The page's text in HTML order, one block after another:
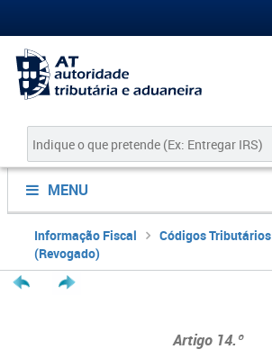
MENU
Informação Fiscal Códigos Tributários
(Revogado)
Artigo 14.º